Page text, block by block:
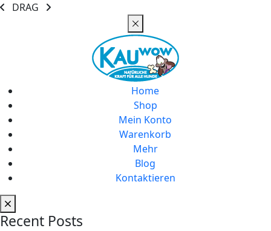
DRAG
Home
Shop
Mein Konto
Warenkorb
Mehr
Blog
Kontaktieren
Recent Posts